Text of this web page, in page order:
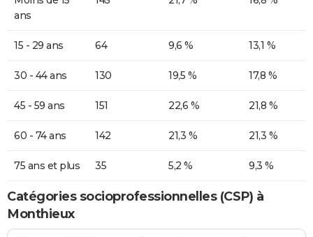
ans
15 - 29 ans 64 9,6 % 13,1 %
30 - 44 ans 130 19,5 % 17,8 %
45 - 59 ans 151 22,6 % 21,8 %
60 - 74 ans 142 21,3 % 21,3 %
75 ans et plus 35 5,2 % 9,3 %
Catégories socioprofessionnelles (CSP) à
Monthieux